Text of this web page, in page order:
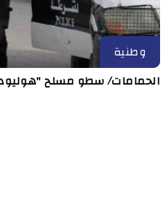
وطنية
الحمامات/ سطو مسلح